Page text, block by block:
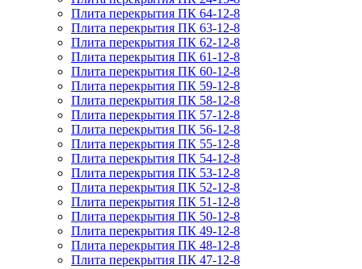
Плита перекрытия ПК 64-12-8
Плита перекрытия ПК 63-12-8
Плита перекрытия ПК 62-12-8
Плита перекрытия ПК 61-12-8
Плита перекрытия ПК 60-12-8
Плита перекрытия ПК 59-12-8
Плита перекрытия ПК 58-12-8
Плита перекрытия ПК 57-12-8
Плита перекрытия ПК 56-12-8
Плита перекрытия ПК 55-12-8
Плита перекрытия ПК 54-12-8
Плита перекрытия ПК 53-12-8
Плита перекрытия ПК 52-12-8
Плита перекрытия ПК 51-12-8
Плита перекрытия ПК 50-12-8
Плита перекрытия ПК 49-12-8
Плита перекрытия ПК 48-12-8
Плита перекрытия ПК 47-12-8